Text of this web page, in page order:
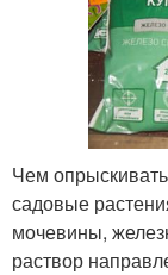
Чем
садовые
мочевины,
раствор